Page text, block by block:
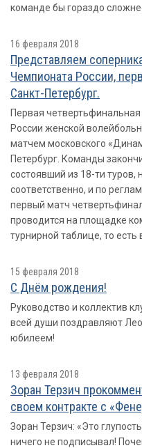
команде бы гораздо
16 февраля 2018
Представляем
Чемпионата России,
Санкт-Петербург.
Первая
России женской
матчем московского
Петербург. Команды
состоявший из 18-ти
соответственно, и по
первый матч
проводится на площадке
турнирной таблице, то есть
15 февраля 2018
С Днём рождения!
Руководство и коллектив
всей души поздравляют
юбилеем!
13 февраля 2018
Зоран Терзич
своем контракте с
Зоран Терзич: «Это
ничего не подписывал!